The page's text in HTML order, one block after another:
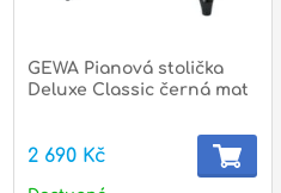
GEWA Pianová stolička
Deluxe Classic černá mat
2 690 Kč